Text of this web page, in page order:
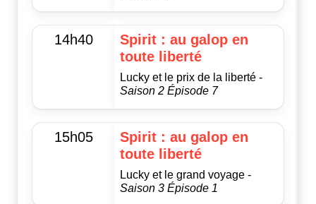
14h40
Spirit : au galop en
toute liberté
Lucky et le prix de la liberté -
Saison 2 Épisode 7
15h05
Spirit : au galop en
toute liberté
Lucky et le grand voyage -
Saison 3 Épisode 1